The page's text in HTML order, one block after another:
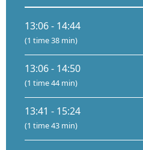
13:06 - 14:44
(1 time 38 min)
13:06 - 14:50
(1 time 44 min)
13:41 - 15:24
(1 time 43 min)